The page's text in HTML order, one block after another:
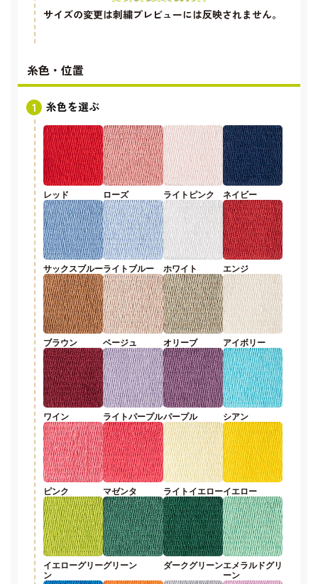
サイズの変更は刺繍プレビューには反映されません。
糸色・位置
糸色を選ぶ
レッド ローズ ライトピンク ネイビー
サックスブルーライトブルー ホワイト エンジ
ブラウン ベージュ オリーブ アイボリー
ワイン ライトパープルパープル シアン
ピンク マゼンタ ライトイエローイエロー
イエローグリー
ン
グリーン ダークグリーンエメラルドグリ
ーン